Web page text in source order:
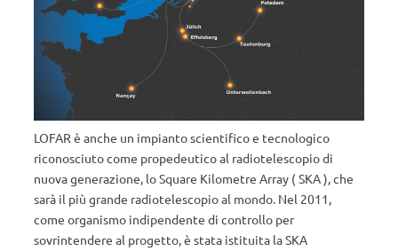
LOFAR è anche un impianto scientifico e tecnologico
riconosciuto come propedeutico al radiotelescopio di
nuova generazione, lo Square Kilometre Array ( SKA ), che
sarà il più grande radiotelescopio al mondo. Nel 2011,
come organismo indipendente di controllo per
sovrintendere al progetto, è stata istituita la SKA